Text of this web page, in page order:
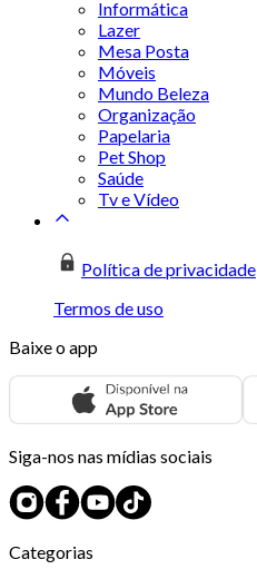
Informática
Lazer
Mesa Posta
Móveis
Mundo Beleza
Organização
Papelaria
Pet Shop
Saúde
Tv e Vídeo
Política de privacidade
Termos de uso
Baixe o app
Siga-nos nas mídias sociais
Categorias